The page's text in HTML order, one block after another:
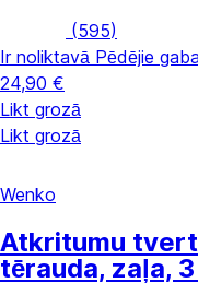
(595)
Ir noliktavā Pēdējie
24,90 €
Likt grozā
Likt grozā
Wenko
Atkritumu
tērauda, zaļa,